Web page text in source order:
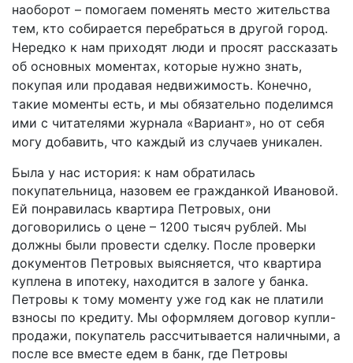
наоборот – помогаем поменять место жительства
тем, кто собирается перебраться в другой город.
Нередко к нам приходят люди и просят рассказать
об основных моментах, которые нужно знать,
покупая или продавая недвижимость. Конечно,
такие моменты есть, и мы обязательно поделимся
ими с читателями журнала «Вариант», но от себя
могу добавить, что каждый из случаев уникален.
Была у нас история: к нам обратилась
покупательница, назовем ее гражданкой Ивановой.
Ей понравилась квартира Петровых, они
договорились о цене – 1200 тысяч рублей. Мы
должны были провести сделку. После проверки
документов Петровых выясняется, что квартира
куплена в ипотеку, находится в залоге у банка.
Петровы к тому моменту уже год как не платили
взносы по кредиту. Мы оформляем договор купли-
продажи, покупатель рассчитывается наличными, а
после все вместе едем в банк, где Петровы